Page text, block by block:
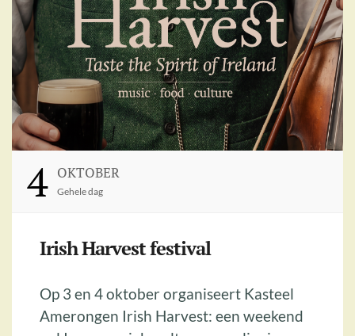
4 OKTOBER
Gehele dag
Irish Harvest festival
Op 3 en 4 oktober organiseert Kasteel
Amerongen Irish Harvest: een weekend